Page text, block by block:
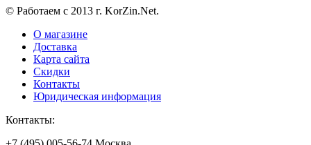
© Работаем с 2013 г. KorZin.Net.
О магазине
Доставка
Карта сайта
Скидки
Контакты
Юридическая информация
Контакты: